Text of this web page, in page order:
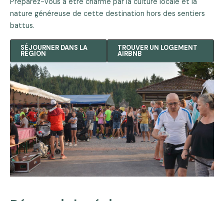
nature généreuse de cette destination hors des sentiers
battus.
SÉJOURNER DANS LA
RÉGION
TROUVER UN LOGEMENT
AIRBNB